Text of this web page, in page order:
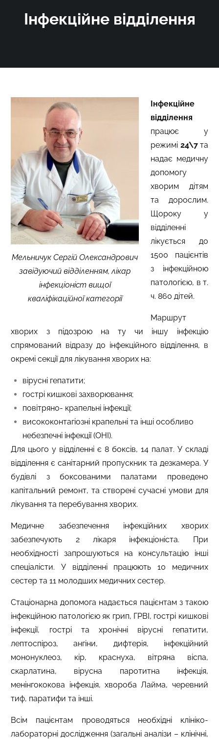
Інфекційне відділення
Мельничук Сергій Олександрович
завідуючий відділенням, лікар
інфекціоніст вищої
кваліфікаційної категорії
Інфекційне
відділення
працює у
режимі 24\7 та
надає медичну
допомогу
хворим дітям
та дорослим.
Щороку у
відділенні
лікується до
1500 пацієнтів
з інфекційною
патологією, в т.
ч. 860 дітей.
Маршрут
хворих з підозрою на ту чи іншу інфекцію
спрямований відразу до інфекційного відділення, в
окремі секції для лікування хворих на:
вірусні гепатити;
гострі кишкові захворювання;
повітряно- крапельні інфекції;
висококонтагіозні крапельні та інші особливо
небезпечні інфекції (ОНІ).
Для цього у відділенні є 8 боксів, 14 палат. У складі
відділення є санітарний пропускник та дезкамера. У
будівлі з боксованими палатами проведено
капітальний ремонт, та створені сучасні умови для
лікування та перебування хворих.
Медичне забезпечення інфекційних хворих
забезпечують 2 лікаря інфекціоніста. При
необхідності запрошуються на консультацію інші
спеціалісти. У відділенні працюють 10 медичних
сестер та 11 молодших медичних сестер.
Стаціонарна допомога надається пацієнтам з такою
інфекційною патологією як грип, ГРВІ, гострі кишкові
інфекції, гострі та хронічні вірусні гепатити,
лептоспіроз, ангіни, дифтерія, інфекційний
мононуклеоз, кір, краснуха, вітряна віспа,
скарлатина, вірусна паротитна інфекція,
менінгококова інфекція, хвороба Лайма, черевний
тиф, паратифи та інші.
Всім пацієнтам проводяться необхідні клініко-
лабораторні дослідження (загальні аналізи – клінічні,